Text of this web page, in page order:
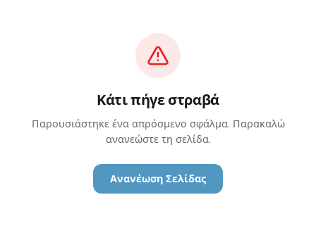
Κάτι πήγε στραβά
Παρουσιάστηκε ένα απρόσμενο σφάλμα. Παρακαλώ
ανανεώστε τη σελίδα.
Ανανέωση Σελίδας